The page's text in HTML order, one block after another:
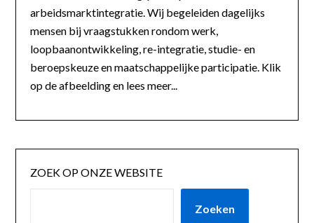
arbeidsmarktintegratie. Wij begeleiden dagelijks
mensen bij vraagstukken rondom werk,
loopbaanontwikkeling, re-integratie, studie- en
beroepskeuze en maatschappelijke participatie. Klik
op de afbeelding en lees meer...
ZOEK OP ONZE WEBSITE
Zoeken